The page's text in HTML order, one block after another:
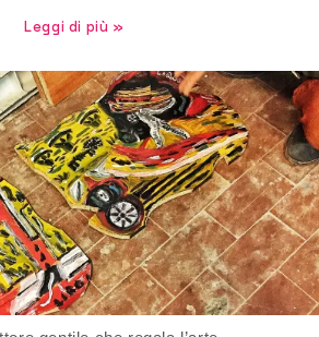
Leggi di più »